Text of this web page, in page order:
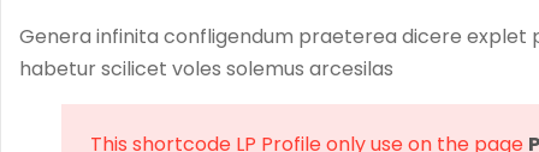
Section 7 15
Section 8 14
Genera infinita confligendum praeterea dicere
habetur scilicet voles solemus arcesilas
This shortcode LP Profile only use on the page